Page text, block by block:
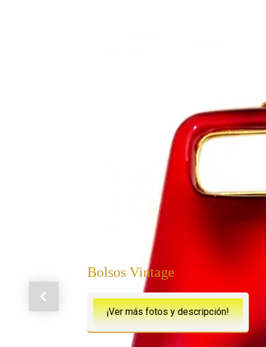
Bolsos Vintage
¡Ver más fotos y descripción!
Anterior